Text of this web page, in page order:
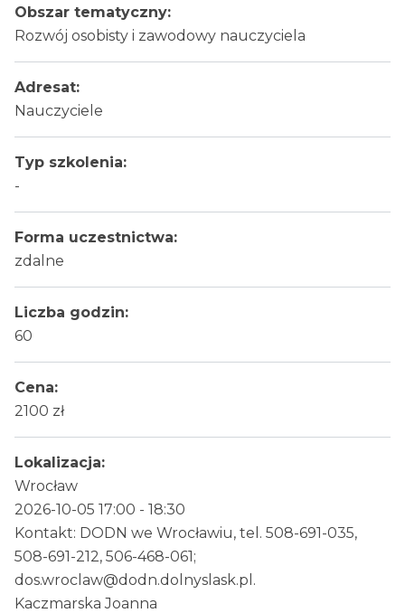
Obszar tematyczny:
Rozwój osobisty i zawodowy nauczyciela
Adresat:
Nauczyciele
Typ szkolenia:
-
Forma uczestnictwa:
zdalne
Liczba godzin:
60
Cena:
2100 zł
Lokalizacja:
Wrocław
2026-10-05 17:00 - 18:30
Kontakt: DODN we Wrocławiu, tel. 508-691-035,
508-691-212, 506-468-061;
dos.wroclaw@dodn.dolnyslask.pl.
Kaczmarska Joanna